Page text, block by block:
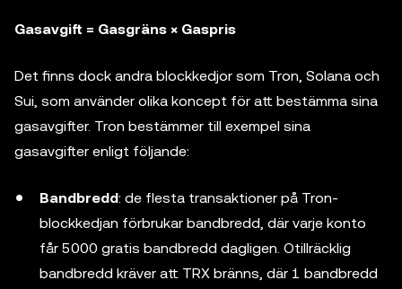
Gasavgift = Gasgräns × Gaspris
Det finns dock andra blockkedjor som Tron, Solana och
Sui, som använder olika koncept för att bestämma sina
gasavgifter. Tron bestämmer till exempel sina
gasavgifter enligt följande:
Bandbredd: de flesta transaktioner på Tron-
blockkedjan förbrukar bandbredd, där varje konto
får 5000 gratis bandbredd dagligen. Otillräcklig
bandbredd kräver att TRX bränns, där 1 bandbredd